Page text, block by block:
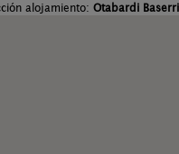
alojamiento: Otabardi